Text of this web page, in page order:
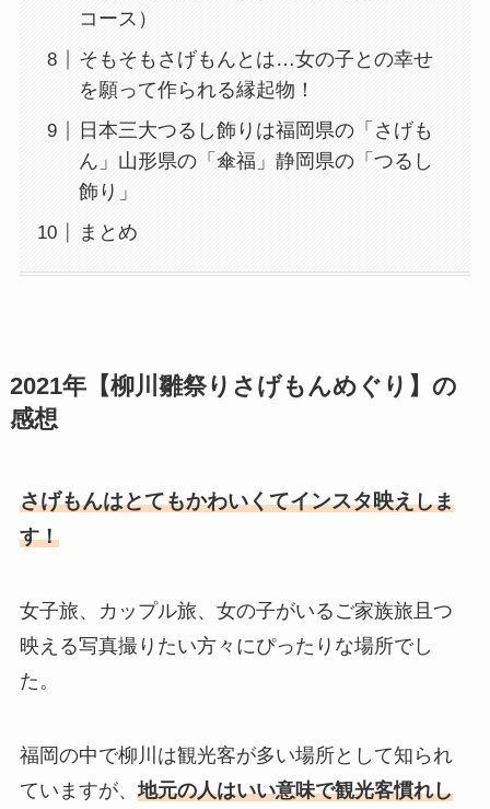
コース）
そもそもさげもんとは…女の子との幸せ
を願って作られる縁起物！
日本三大つるし飾りは福岡県の「さげも
ん」山形県の「傘福」静岡県の「つるし
飾り」
まとめ
2021年【柳川雛祭りさげもんめぐり】の
感想
さげもんはとてもかわいくてインスタ映えしま
す！
女子旅、カップル旅、女の子がいるご家族旅且つ
映える写真撮りたい方々にぴったりな場所でし
た。
福岡の中で柳川は観光客が多い場所として知られ
ていますが、地元の人はいい意味で観光客慣れし